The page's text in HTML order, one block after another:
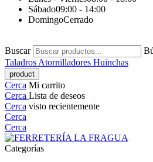
Sábado09:00 - 14:00
DomingoCerrado
Buscar
Taladros Atornilladores Huinchas
Cerca Mi carrito
Cerca Lista de deseos
Cerca visto recientemente
Cerca
Cerca
Categorías